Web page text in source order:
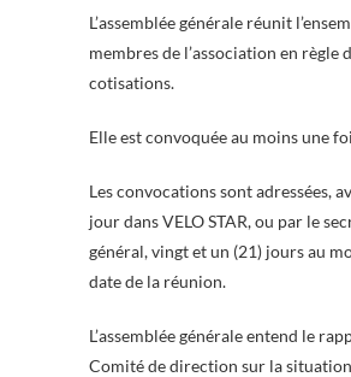
L’assemblée générale réunit
membres de l’association en règle
cotisations.
Elle est convoquée au moins une
Les convocations sont adressées,
jour dans VELO STAR, ou par le
général, vingt et un (21) jours au
date de la réunion.
L’assemblée générale entend le
Comité de direction sur la